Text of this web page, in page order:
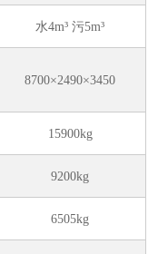
水4m³ 污5m³
8700×2490×3450
15900kg
9200kg
6505kg